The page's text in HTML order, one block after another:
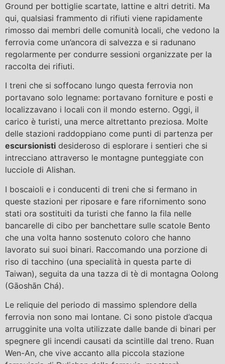
Ground per bottiglie scartate, lattine e altri detriti. Ma
qui, qualsiasi frammento di rifiuti viene rapidamente
rimosso dai membri delle comunità locali, che vedono la
ferrovia come un’ancora di salvezza e si radunano
regolarmente per condurre sessioni organizzate per la
raccolta dei rifiuti.
I treni che si soffocano lungo questa ferrovia non
portavano solo legname: portavano forniture e posti e
localizzavano i locali con il mondo esterno. Oggi, il
carico è turisti, una merce altrettanto preziosa. Molte
delle stazioni raddoppiano come punti di partenza per
escursionisti desideroso di esplorare i sentieri che si
intrecciano attraverso le montagne punteggiate con
lucciole di Alishan.
I boscaioli e i conducenti di treni che si fermano in
queste stazioni per riposare e fare rifornimento sono
stati ora sostituiti da turisti che fanno la fila nelle
bancarelle di cibo per banchettare sulle scatole Bento
che una volta hanno sostenuto coloro che hanno
lavorato sui suoi binari. Raccomando una porzione di
riso di tacchino (una specialità in questa parte di
Taiwan), seguita da una tazza di tè di montagna Oolong
(Gāoshān Chá).
Le reliquie del periodo di massimo splendore della
ferrovia non sono mai lontane. Ci sono pistole d’acqua
arrugginite una volta utilizzate dalle bande di binari per
spegnere gli incendi causati da scintille dal treno. Ruan
Wen-An, che vive accanto alla piccola stazione